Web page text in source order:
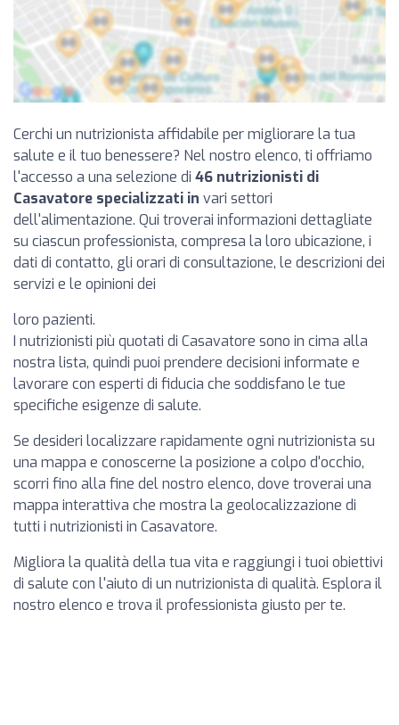
Cerchi un nutrizionista affidabile per migliorare la tua
salute e il tuo benessere? Nel nostro elenco, ti offriamo
l'accesso a una selezione di 46 nutrizionisti di
Casavatore specializzati in vari settori
dell'alimentazione. Qui troverai informazioni dettagliate
su ciascun professionista, compresa la loro ubicazione, i
dati di contatto, gli orari di consultazione, le descrizioni dei
servizi e le opinioni dei
loro pazienti.
I nutrizionisti più quotati di Casavatore sono in cima alla
nostra lista, quindi puoi prendere decisioni informate e
lavorare con esperti di fiducia che soddisfano le tue
specifiche esigenze di salute.
Se desideri localizzare rapidamente ogni nutrizionista su
una mappa e conoscerne la posizione a colpo d'occhio,
scorri fino alla fine del nostro elenco, dove troverai una
mappa interattiva che mostra la geolocalizzazione di
tutti i nutrizionisti in Casavatore.
Migliora la qualità della tua vita e raggiungi i tuoi obiettivi
di salute con l'aiuto di un nutrizionista di qualità. Esplora il
nostro elenco e trova il professionista giusto per te.